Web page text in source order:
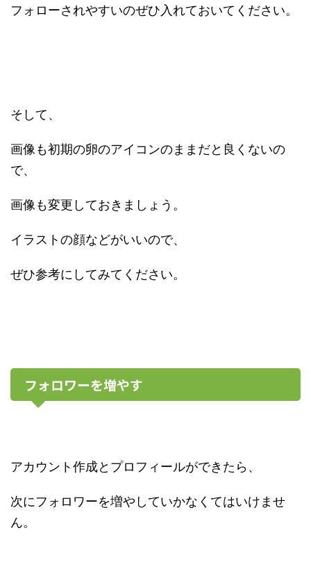
フォローされやすいのぜひ入れておいてください。
そして、
画像も初期の卵のアイコンのままだと良くないの
で、
画像も変更しておきましょう。
イラストの顔などがいいので、
ぜひ参考にしてみてください。
フォロワーを増やす
アカウント作成とプロフィールができたら、
次にフォロワーを増やしていかなくてはいけませ
ん。